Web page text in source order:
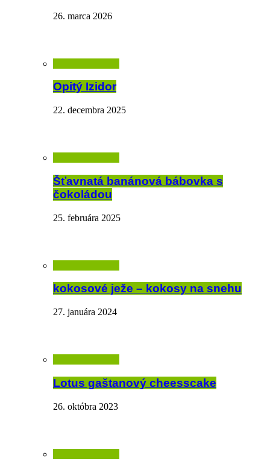
26. marca 2026
Opitý Izidor
22. decembra 2025
Šťavnatá banánová bábovka s
čokoládou
25. februára 2025
kokosové ježe – kokosy na snehu
27. januára 2024
Lotus gaštanový cheesscake
26. októbra 2023